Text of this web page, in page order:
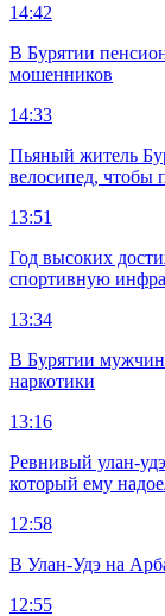
14:42
В Бурятии
мошенников
14:33
Пьяный житель
велосипед, чтобы
13:51
Год высоких
спортивную
13:34
В Бурятии
наркотики
13:16
Ревнивый улан-
который ему
12:58
В Улан-Удэ на
12:55